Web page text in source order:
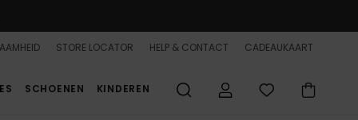
STORE LOCATOR HELP & CONTACT CADEAUKAART
SCHOENEN KINDEREN